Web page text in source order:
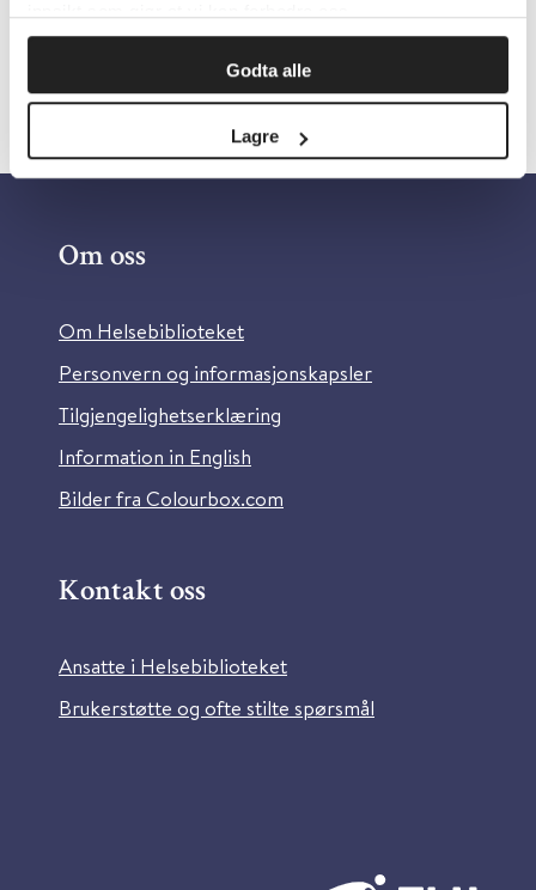
Godta alle
Lagre
Skriv ut
Om oss
Om Helsebiblioteket
Personvern og informasjonskapsler
Tilgjengelighetserklæring
Information in English
Bilder fra Colourbox.com
Kontakt oss
Ansatte i Helsebiblioteket
Brukerstøtte og ofte stilte spørsmål